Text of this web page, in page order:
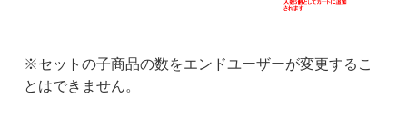
※セットの子商品の数をエンドユーザーが変更するこ
とはできません。